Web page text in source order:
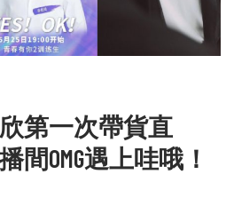
第一次帶貨直
OMG遇上哇哦！